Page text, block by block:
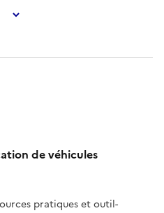
de véhicules
pratiques et outil-